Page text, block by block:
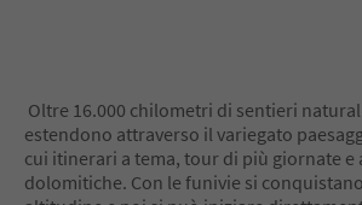
10
11
12
13
Oltre 16.000 chilometri di sentieri
estendono attraverso il variegato
cui itinerari a tema, tour di più giornate e
dolomitiche. Con le funivie si